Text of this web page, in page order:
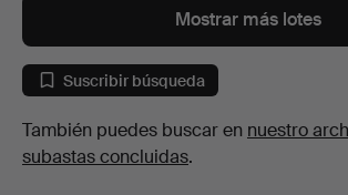
Mostrar más lotes
Suscribir búsqueda
También puedes buscar en nuestro
subastas concluidas.